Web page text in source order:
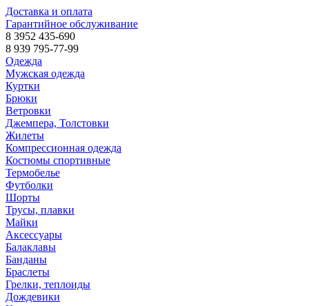
Доставка и оплата
Гарантийное обслуживание
8 3952 435-690
8 939 795-77-99
Одежда
Мужская одежда
Куртки
Брюки
Ветровки
Джемпера, Толстовки
Жилеты
Компрессионная одежда
Костюмы спортивные
Термобелье
Футболки
Шорты
Трусы, плавки
Майки
Аксессуары
Балаклавы
Банданы
Браслеты
Грелки, теплоиды
Дождевики